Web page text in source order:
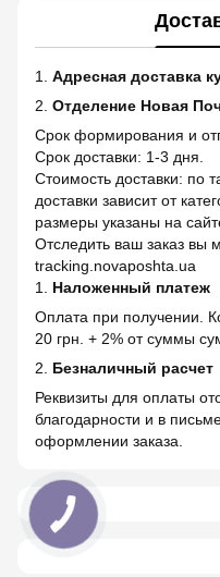
1. Адресная доставка
2. Отделение Новая
Срок формирования и
Срок доставки: 1-3 дня.
Стоимость доставки: по
доставки зависит от
размеры указаны на
Отследить ваш заказ вы
tracking.novaposhta.ua
1. Наложенный платеж
Оплата при получении.
20 грн. + 2% от суммы
2. Безналичный расчет
Реквизиты для оплаты
благодарности и в
оформлении заказа.